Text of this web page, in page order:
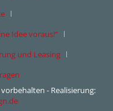
Idee voraus!“
und Leasing
- Realisierung: